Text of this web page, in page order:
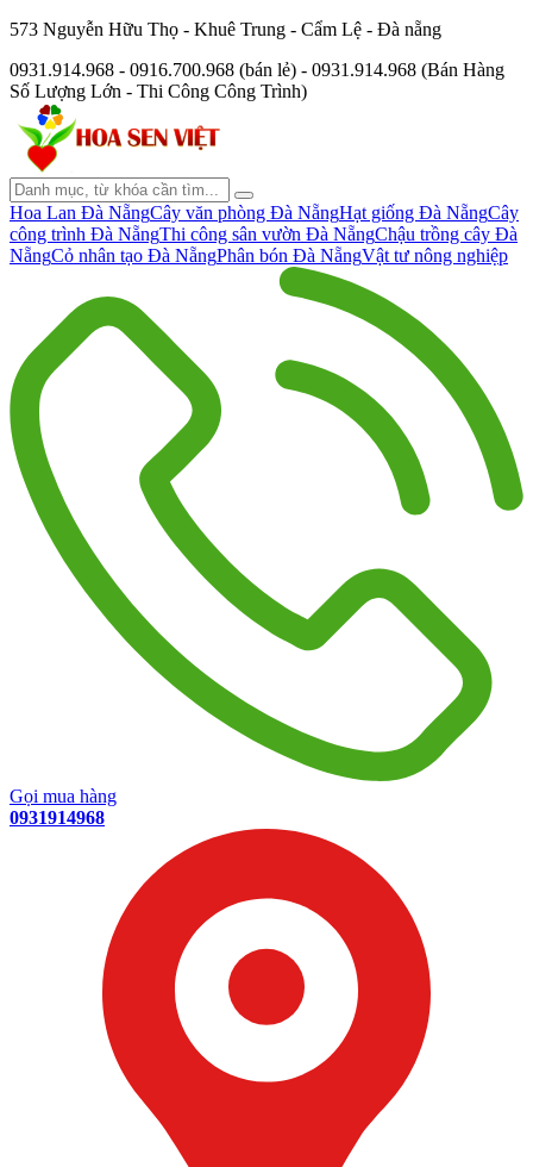
573 Nguyễn Hữu Thọ - Khuê Trung - Cẩm Lệ - Đà nẵng
0931.914.968 - 0916.700.968 (bán lẻ) - 0931.914.968 (Bán Hàng
Số Lượng Lớn - Thi Công Công Trình)
Hoa Lan Đà NẵngCây văn phòng Đà NẵngHạt giống Đà NẵngCây
công trình Đà NẵngThi công sân vườn Đà NẵngChậu trồng cây Đà
NẵngCỏ nhân tạo Đà NẵngPhân bón Đà NẵngVật tư nông nghiệp
Gọi mua hàng
0931914968